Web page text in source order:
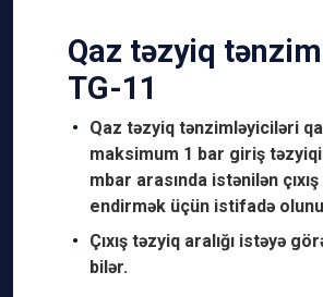
Qaz təzyiq
TG-11
Qaz təzyiq tənzimləyiciləri
maksimum 1 bar giriş
mbar arasında istənilən
endirmək üçün istifadə
Çıxış təzyiq aralığı istəyə
bilər.